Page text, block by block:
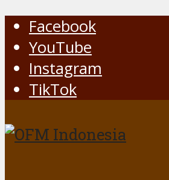
Facebook
YouTube
Instagram
TikTok